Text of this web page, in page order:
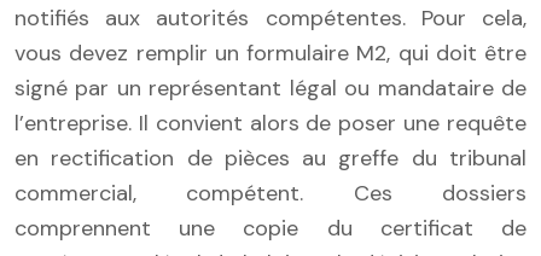
notifiés aux autorités compétentes. Pour cela,
vous devez remplir un formulaire M2, qui doit être
signé par un représentant légal ou mandataire de
l’entreprise. Il convient alors de poser une requête
en rectification de pièces au greffe du tribunal
commercial, compétent. Ces dossiers
comprennent une copie du certificat de